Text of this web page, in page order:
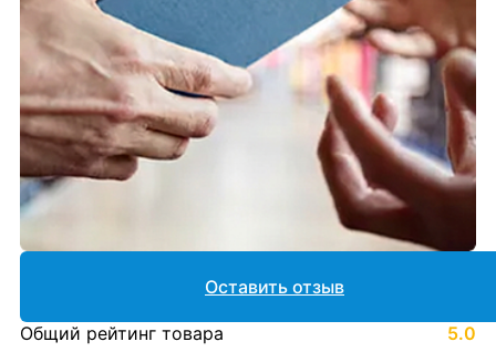
Оставить отзыв
Общий рейтинг товара 5.0